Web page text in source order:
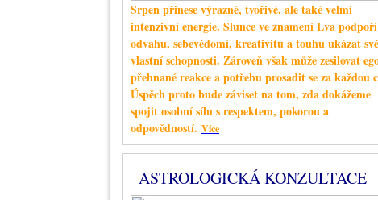
vzniká napětí mezi touhou jednat okamžitě a
Saturn nás může přimět položit si nepříjemné, ale
Srpen přinese výrazné, tvořivé, ale také velmi
intenzivní energie. Slunce ve znamení Lva podpoří
odvahu, sebevědomí, kreativitu a touhu ukázat
vlastní schopnosti. Zároveň však může zesilovat
přehnané reakce a potřebu prosadit se za každou
Úspěch proto bude záviset na tom, zda dokážeme
spojit osobní sílu s respektem, pokorou a
odpovědností. Více
ASTROLOGICKÁ KONZULTACE